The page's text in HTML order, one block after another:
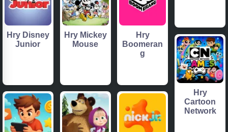
Hry Disney
Junior
Hry Mickey
Mouse
Hry
Boomeran
g
Hry
Cartoon
Network